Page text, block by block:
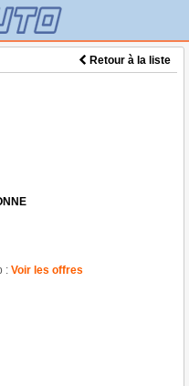
Retour à la liste
: Voir les offres